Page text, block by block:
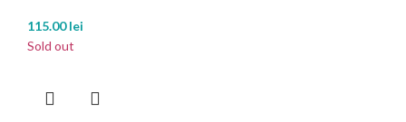
115.00lei
Sold out